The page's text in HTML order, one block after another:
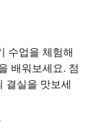
수업을 체험해
배워보세요. 점
결실을 맛보세